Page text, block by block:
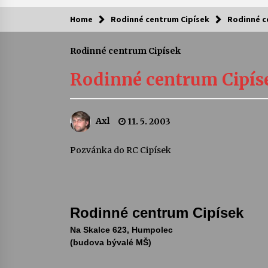
Kam za kulturou?
Camerata a Sukuba Ensemble
4. 8. 2026
Pozvánka na integrační festival
Quijotova šedesátka: 28. 7.–1. 8.
28. 7. 2026
Za kulturou kousek za Humpolec. V
Želivě ožije odkaz Josefa Čapka
Home Rodinné centrum Cipísek Rodinné
Rodinné centrum Cipísek
Rodinné centrum
Axl 11. 5. 2003
Pozvánka do RC Cipísek
Rodinné centrum Cipísek
Na Skalce 623, Humpolec
(budova bývalé MŠ)